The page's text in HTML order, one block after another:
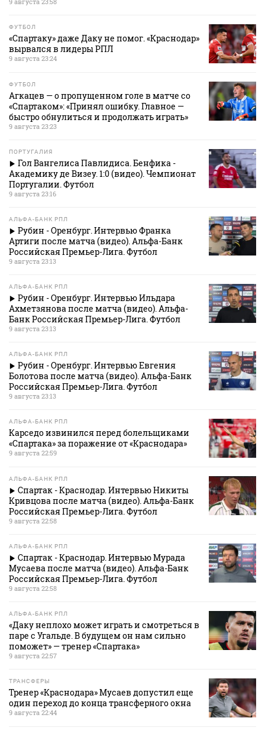
ФУТБОЛ
«Спартаку» даже Даку не помог. «Краснодар»
вырвался в лидеры РПЛ
9 августа 23:24
ФУТБОЛ
Агкацев — о пропущенном голе в матче со
«Спартаком»: «Принял ошибку. Главное —
быстро обнулиться и продолжать играть»
9 августа 23:23
ПОРТУГАЛИЯ
Гол Вангелиса Павлидиса. Бенфика -
Академику де Визеу. 1:0 (видео). Чемпионат
Португалии. Футбол
9 августа 23:16
АЛЬФА-БАНК РПЛ
Рубин - Оренбург. Интервью Франка
Артиги после матча (видео). Альфа-Банк
Российская Премьер-Лига. Футбол
9 августа 23:13
АЛЬФА-БАНК РПЛ
Рубин - Оренбург. Интервью Ильдара
Ахметзянова после матча (видео). Альфа-
Банк Российская Премьер-Лига. Футбол
9 августа 23:13
АЛЬФА-БАНК РПЛ
Рубин - Оренбург. Интервью Евгения
Болотова после матча (видео). Альфа-Банк
Российская Премьер-Лига. Футбол
9 августа 23:13
АЛЬФА-БАНК РПЛ
Карседо извинился перед болельщиками
«Спартака» за поражение от «Краснодара»
9 августа 22:59
АЛЬФА-БАНК РПЛ
Спартак - Краснодар. Интервью Никиты
Кривцова после матча (видео). Альфа-Банк
Российская Премьер-Лига. Футбол
9 августа 22:58
АЛЬФА-БАНК РПЛ
Спартак - Краснодар. Интервью Мурада
Мусаева после матча (видео). Альфа-Банк
Российская Премьер-Лига. Футбол
9 августа 22:58
АЛЬФА-БАНК РПЛ
«Даку неплохо может играть и смотреться в
паре с Угальде. В будущем он нам сильно
поможет» — тренер «Спартака»
9 августа 22:57
ТРАНСФЕРЫ
Тренер «Краснодара» Мусаев допустил еще
один переход до конца трансферного окна
9 августа 22:44